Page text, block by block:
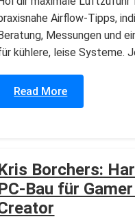
Airflow-Tipps,
Beratung, Messungen und
kühlere, leise Systeme.
Read More
Borchers:
Bau für